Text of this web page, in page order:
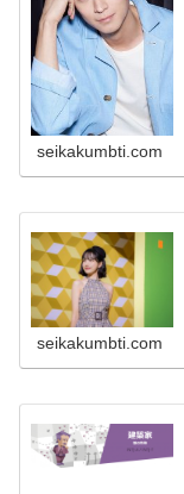
seikakumbti.com
seikakumbti.com